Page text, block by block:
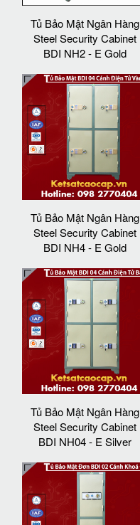
Tủ Bảo Mật Ngân Hàng
Steel Security Cabinet
BDI NH2 - E Gold
Tủ Bảo Mật Ngân Hàng
Steel Security Cabinet
BDI NH4 - E Gold
Tủ Bảo Mật Ngân Hàng
Steel Security Cabinet
BDI NH04 - E Silver